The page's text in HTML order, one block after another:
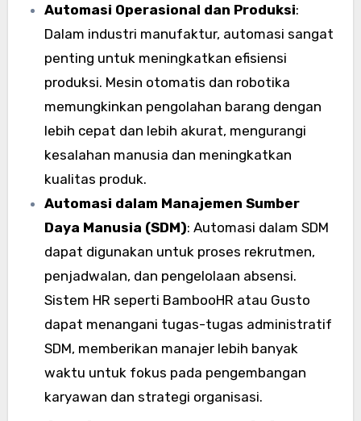
Automasi Operasional dan Produksi:
Dalam industri manufaktur, automasi sangat
penting untuk meningkatkan efisiensi
produksi. Mesin otomatis dan robotika
memungkinkan pengolahan barang dengan
lebih cepat dan lebih akurat, mengurangi
kesalahan manusia dan meningkatkan
kualitas produk.
Automasi dalam Manajemen Sumber
Daya Manusia (SDM): Automasi dalam SDM
dapat digunakan untuk proses rekrutmen,
penjadwalan, dan pengelolaan absensi.
Sistem HR seperti BambooHR atau Gusto
dapat menangani tugas-tugas administratif
SDM, memberikan manajer lebih banyak
waktu untuk fokus pada pengembangan
karyawan dan strategi organisasi.